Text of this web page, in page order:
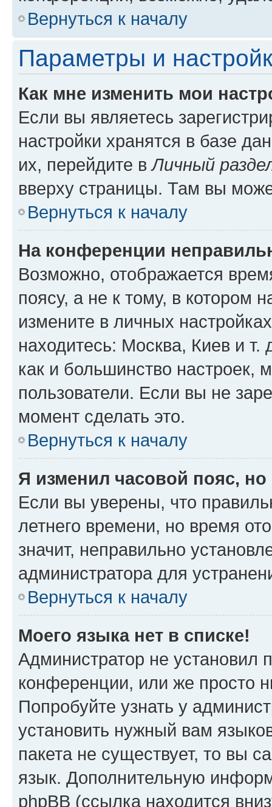
Вернуться к началу
Параметры и
Как мне изменить мои
Если вы являетесь
настройки хранятся в базе
их, перейдите вЛичный
вверху страницы. Там вы
Вернуться к началу
На конференции
Возможно, отображается
поясу, а не к тому, в котором
измените в личных
находитесь: Москва, Киев и т.
как и большинство настроек,
пользователи. Если вы не
момент сделать это.
Вернуться к началу
Я изменил часовой пояс,
Если вы уверены, что
летнего времени, но время
значит, неправильно
администратора для
Вернуться к началу
Моего языка нет в списке!
Администратор не установил
конференции, или же просто
Попробуйте узнать у
установить нужный вам
пакета не существует, то вы
язык. Дополнительную
phpBB (ссылка находится